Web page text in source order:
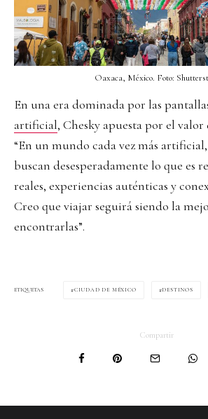
Oaxaca, México. Foto:
En una era dominada por las
artificial, Chesky apuesta por el
“En un mundo cada vez más artificial,
buscan desesperadamente lo que es
reales, experiencias auténticas y
Creo que viajar seguirá siendo la
encontrarlas”.
ETIQUETAS CIUDAD DE MÉXICO DESTINOS
Compartir